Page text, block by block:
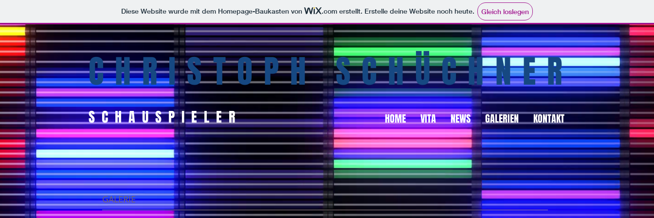
Diese Website wurde mit dem Homepage-Baukasten von .com erstellt. Erstelle deine Website noch heute. Gleich loslegen
CHRISTOPH SCHÜCHNER
SCHAUSPIELER HOME VITA NEWS GALERIEN KONTAKT
GALERIE